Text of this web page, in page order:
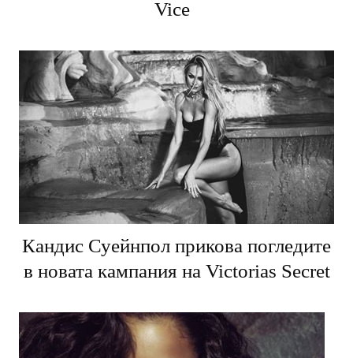
Vice
Кандис Суейнпол прикова погледите
в новата кампания на Victorias Secret